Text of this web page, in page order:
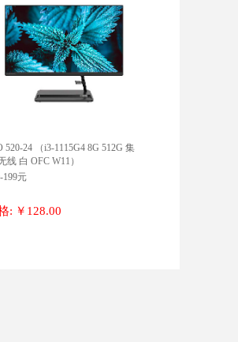
520-24 （i3-1115G4 8G 512G 集
线 白 OFC W11）
199元
: ￥128.00